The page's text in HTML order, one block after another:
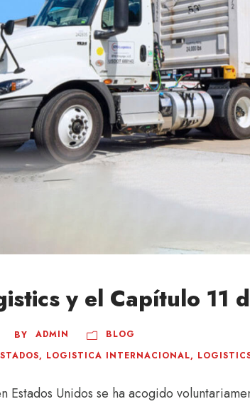
y el Capítulo 11
BY ADMIN
BLOG
, LOGISTICA INTERNACIONAL,
Estados Unidos se ha acogido